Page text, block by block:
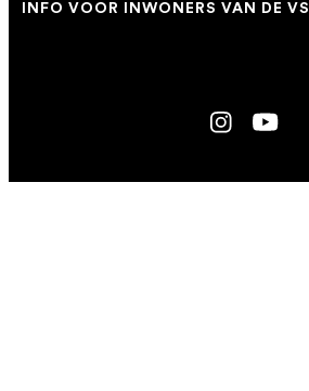
INFO VOOR INWONERS VAN DE VS